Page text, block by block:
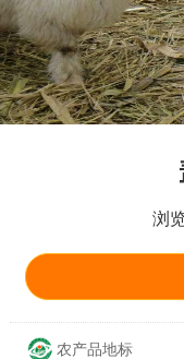
浏
农产品地标